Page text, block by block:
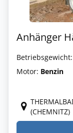
Anhänger
Betriebsgewicht:
Motor: Benzin
(CHEMNITZ)